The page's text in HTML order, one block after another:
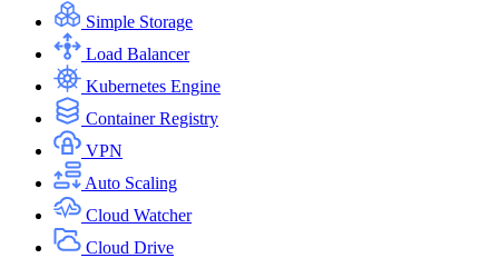
Simple Storage
Load Balancer
Kubernetes Engine
Container Registry
VPN
Auto Scaling
Cloud Watcher
Cloud Drive